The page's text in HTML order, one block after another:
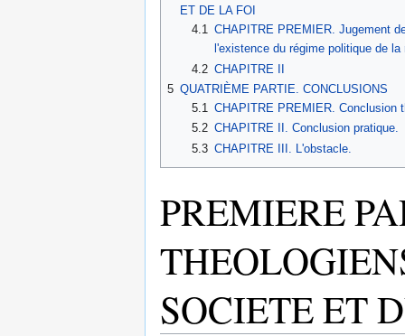
ET DE LA FOI
4.1 CHAPITRE PREMIER. Jugement
l'existence du régime politique de la
4.2 CHAPITRE II
5 QUATRIÈME PARTIE. CONCLUSIONS
5.1 CHAPITRE PREMIER. Conclusion
5.2 CHAPITRE II. Conclusion pratique.
5.3 CHAPITRE III. L'obstacle.
PREMIERE
SOCIETE ET